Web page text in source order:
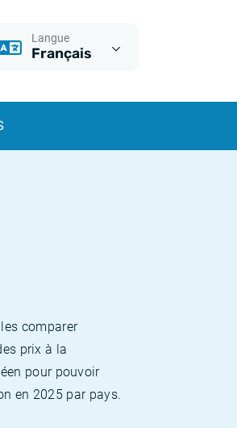
Langue
Français
comparer
prix à la
pour pouvoir
en 2025 par pays.